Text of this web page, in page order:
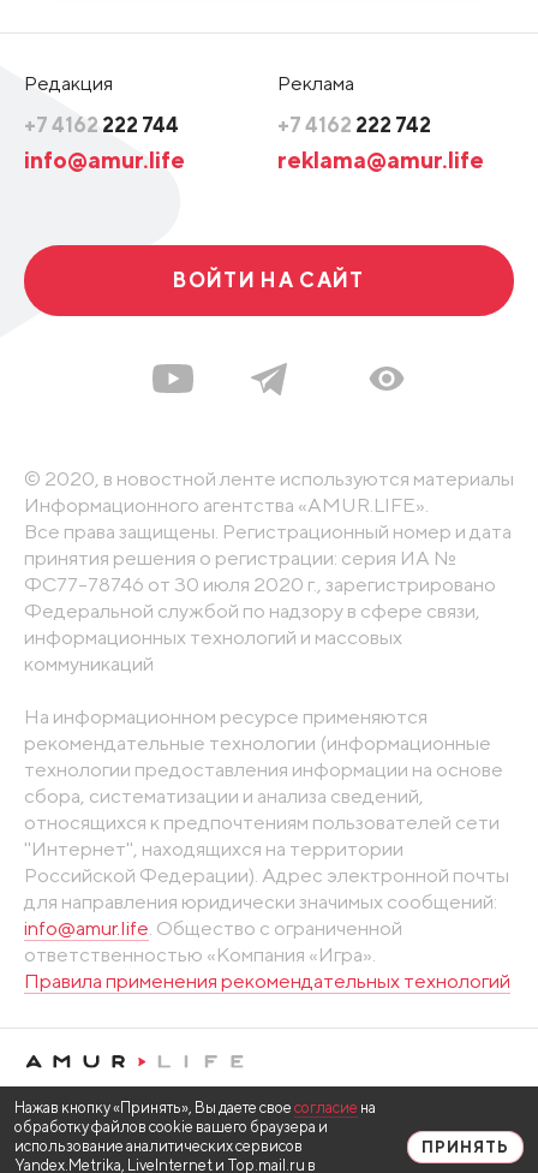
Редакция
+7 4162 222 744
info@amur.life
Реклама
+7 4162 222 742
reklama@amur.life
ВОЙТИ НА САЙТ
© 2020, в новостной ленте используются материалы
Информационного агентства «AMUR.LIFE».
Все права защищены. Регистрационный номер и дата
принятия решения о регистрации: серия ИА №
ФС77-78746 от 30 июля 2020 г., зарегистрировано
Федеральной службой по надзору в сфере связи,
информационных технологий и массовых
коммуникаций
На информационном ресурсе применяются
рекомендательные технологии (информационные
технологии предоставления информации на основе
сбора, систематизации и анализа сведений,
относящихся к предпочтениям пользователей сети
"Интернет", находящихся на территории
Российской Федерации). Адрес электронной почты
для направления юридически значимых сообщений:
info@amur.life. Общество с ограниченной
ответственностью «Компания «Игра».
Правила применения рекомендательных технологий
Нажав кнопку «Принять», Вы даете свое согласие на
обработку файлов cookie вашего браузера и
использование аналитических сервисов
Yandex.Metrika, LiveInternet и Top.mail.ru в
ПРИНЯТЬ